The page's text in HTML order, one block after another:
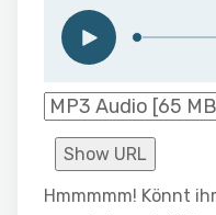
Show URL
Hmmmmm! Könnt